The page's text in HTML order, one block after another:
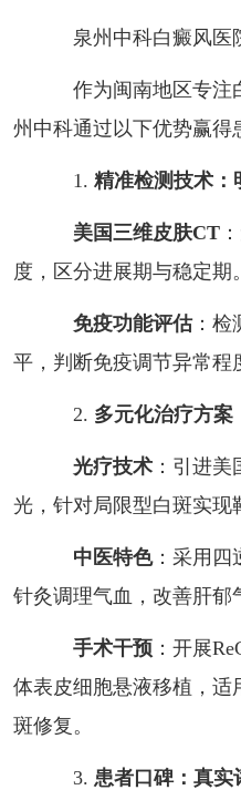
泉州中科白癜风医
作为闽南地区专注
州中科通过以下优势赢得
1. 精准检测技术：
美国三维皮肤CT
度，区分进展期与稳定期。
免疫功能评估：检
平，判断免疫调节异常程
2. 多元化治疗方案
光疗技术：引进美
光，针对局限型白斑实现
中医特色：采用四
针灸调理气血，改善肝郁
手术干预：开展
体表皮细胞悬液移植，适
斑修复。
3. 患者口碑：真实